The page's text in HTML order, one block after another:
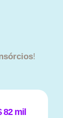
!
mil